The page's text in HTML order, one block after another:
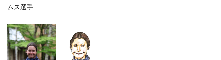
ムス選手